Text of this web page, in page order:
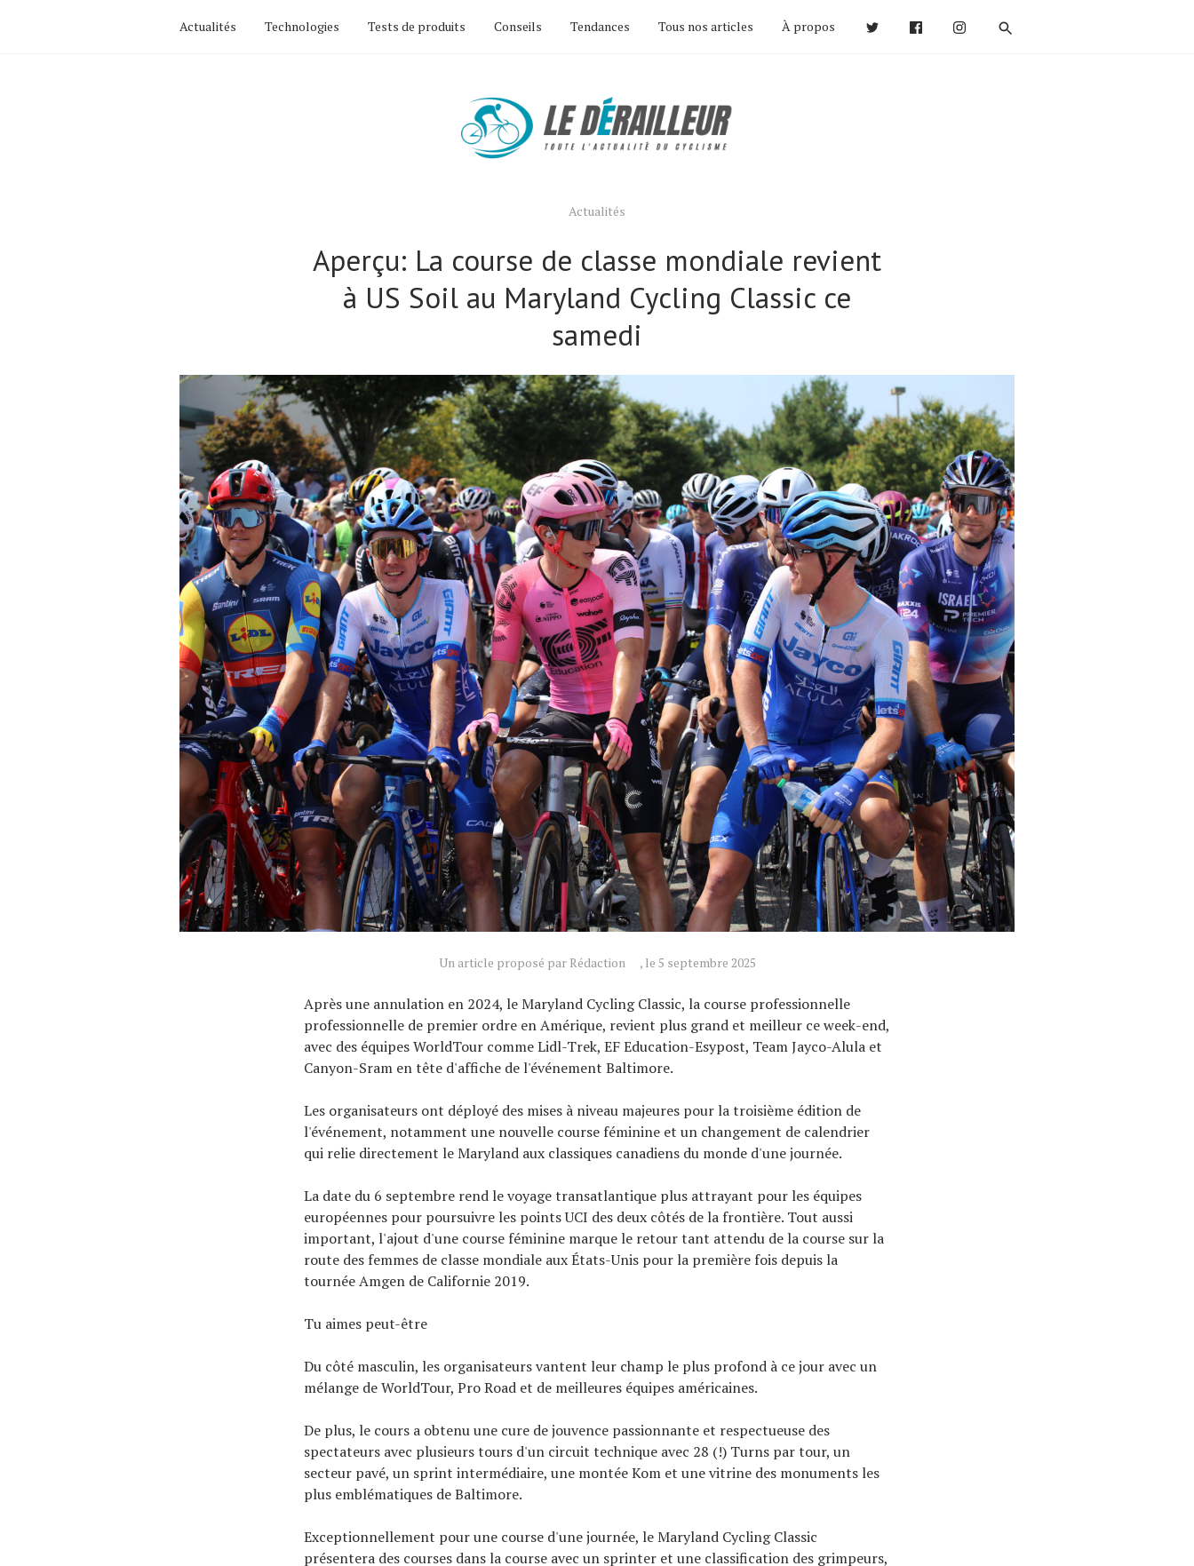
Actualités Technologies Tests de produits Conseils Tendances Tous nos articles À propos
Actualités
Aperçu: La course de classe mondiale revient
à US Soil au Maryland Cycling Classic ce
samedi
Un article proposé par Rédaction , le 5 septembre 2025
Après une annulation en 2024, le Maryland Cycling Classic, la course professionnelle
professionnelle de premier ordre en Amérique, revient plus grand et meilleur ce week-end,
avec des équipes WorldTour comme Lidl-Trek, EF Education-Esypost, Team Jayco-Alula et
Canyon-Sram en tête d'affiche de l'événement Baltimore.
Les organisateurs ont déployé des mises à niveau majeures pour la troisième édition de
l'événement, notamment une nouvelle course féminine et un changement de calendrier
qui relie directement le Maryland aux classiques canadiens du monde d'une journée.
La date du 6 septembre rend le voyage transatlantique plus attrayant pour les équipes
européennes pour poursuivre les points UCI des deux côtés de la frontière. Tout aussi
important, l'ajout d'une course féminine marque le retour tant attendu de la course sur la
route des femmes de classe mondiale aux États-Unis pour la première fois depuis la
tournée Amgen de Californie 2019.
Tu aimes peut-être
Du côté masculin, les organisateurs vantent leur champ le plus profond à ce jour avec un
mélange de WorldTour, Pro Road et de meilleures équipes américaines.
De plus, le cours a obtenu une cure de jouvence passionnante et respectueuse des
spectateurs avec plusieurs tours d'un circuit technique avec 28 (!) Turns par tour, un
secteur pavé, un sprint intermédiaire, une montée Kom et une vitrine des monuments les
plus emblématiques de Baltimore.
Exceptionnellement pour une course d'une journée, le Maryland Cycling Classic
présentera des courses dans la course avec un sprinter et une classification des grimpeurs,